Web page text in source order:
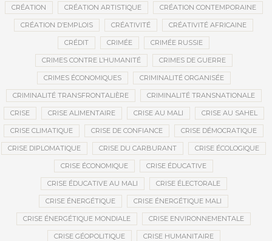
CRÉATION CRÉATION ARTISTIQUE CRÉATION CONTEMPORAINE
CRÉATION D’EMPLOIS CRÉATIVITÉ CRÉATIVITÉ AFRICAINE
CRÉDIT CRIMÉE CRIMÉE RUSSIE
CRIMES CONTRE L’HUMANITÉ CRIMES DE GUERRE
CRIMES ÉCONOMIQUES CRIMINALITÉ ORGANISÉE
CRIMINALITÉ TRANSFRONTALIÈRE CRIMINALITÉ TRANSNATIONALE
CRISE CRISE ALIMENTAIRE CRISE AU MALI CRISE AU SAHEL
CRISE CLIMATIQUE CRISE DE CONFIANCE CRISE DÉMOCRATIQUE
CRISE DIPLOMATIQUE CRISE DU CARBURANT CRISE ÉCOLOGIQUE
CRISE ÉCONOMIQUE CRISE ÉDUCATIVE
CRISE ÉDUCATIVE AU MALI CRISE ÉLECTORALE
CRISE ÉNERGÉTIQUE CRISE ÉNERGÉTIQUE MALI
CRISE ÉNERGÉTIQUE MONDIALE CRISE ENVIRONNEMENTALE
CRISE GÉOPOLITIQUE CRISE HUMANITAIRE